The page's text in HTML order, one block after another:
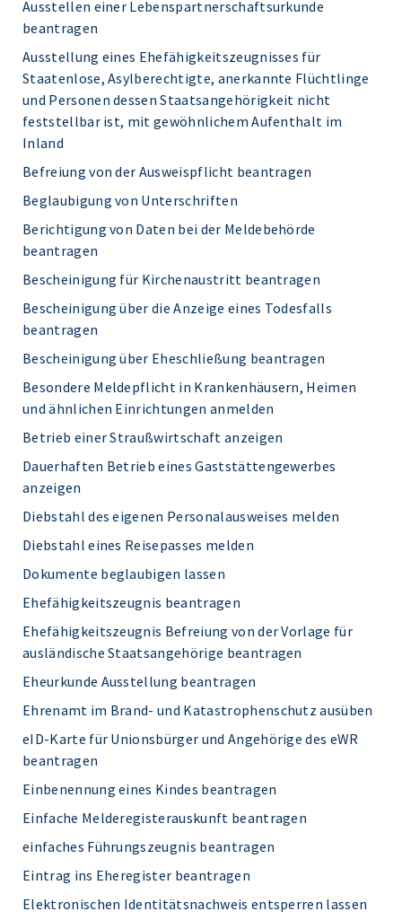
Ausstellen einer Lebenspartnerschaftsurkunde
beantragen
Ausstellung eines Ehefähigkeitszeugnisses für
Staatenlose, Asylberechtigte, anerkannte Flüchtlinge
und Personen dessen Staatsangehörigkeit nicht
feststellbar ist, mit gewöhnlichem Aufenthalt im
Inland
Befreiung von der Ausweispflicht beantragen
Beglaubigung von Unterschriften
Berichtigung von Daten bei der Meldebehörde
beantragen
Bescheinigung für Kirchenaustritt beantragen
Bescheinigung über die Anzeige eines Todesfalls
beantragen
Bescheinigung über Eheschließung beantragen
Besondere Meldepflicht in Krankenhäusern, Heimen
und ähnlichen Einrichtungen anmelden
Betrieb einer Straußwirtschaft anzeigen
Dauerhaften Betrieb eines Gaststättengewerbes
anzeigen
Diebstahl des eigenen Personalausweises melden
Diebstahl eines Reisepasses melden
Dokumente beglaubigen lassen
Ehefähigkeitszeugnis beantragen
Ehefähigkeitszeugnis Befreiung von der Vorlage für
ausländische Staatsangehörige beantragen
Eheurkunde Ausstellung beantragen
Ehrenamt im Brand- und Katastrophenschutz ausüben
eID-Karte für Unionsbürger und Angehörige des eWR
beantragen
Einbenennung eines Kindes beantragen
Einfache Melderegisterauskunft beantragen
einfaches Führungszeugnis beantragen
Eintrag ins Eheregister beantragen
Elektronischen Identitätsnachweis entsperren lassen